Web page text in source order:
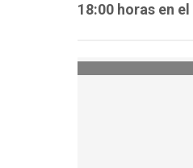
18:00 horas en